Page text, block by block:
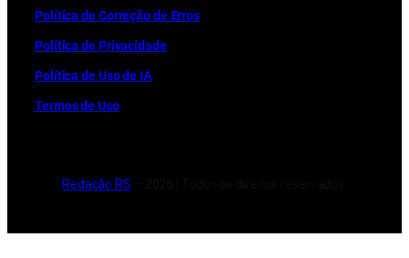
Política de Correção de Erros
Política de Privacidade
Política de Uso de IA
Termos de Uso
Redação RS